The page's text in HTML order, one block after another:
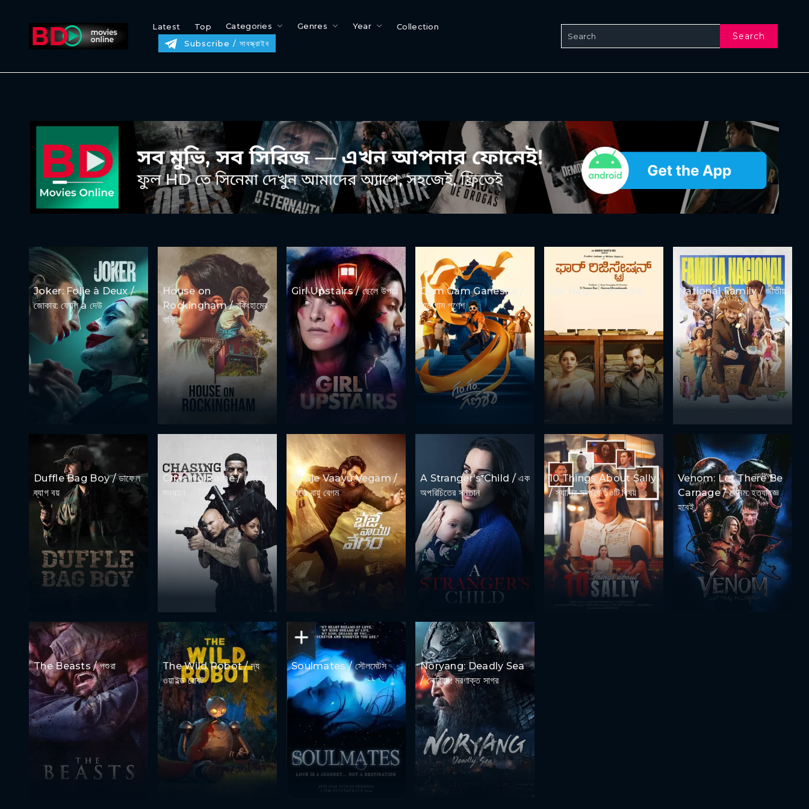
Latest Top Categories Genres Year
Collection
Subscribe / সাবস্ক্রাইব
Search
Joker: Folie à Deux /
জোকার: ফোলি à দেউ
House on
Rockingham / রকিংহামের
বাড়ি
Girl Upstairs / ছেলে উপরে
Gam Gam Ganesha /
গাম গাম গণেশ
For Regn / রেগনের জন্য
National Family / জাতীয়
পরিবার
Duffle Bag Boy / ডাফেল
ব্যাগ বয়
Chasing Raine / রেইনের
সন্ধানে
Bhaje Vaayu Vegam /
ভাজে বায়ু বেগম
A Stranger's Child / এক
অপরিচিতের সন্তান
10 Things About Sally
/ স্যালির সম্পর্কে ১০টি বিষয়
Venom: Let There Be
Carnage / ভেনম: হত্যাযজ্ঞ
হবেই
The Beasts / পশুরা
The Wild Robot / দ্য
ওয়াইল্ড রোবট
Soulmates / সৌলমেটস
Noryang: Deadly Sea
/ নোরিয়াং: মরণাক্ত সাগর